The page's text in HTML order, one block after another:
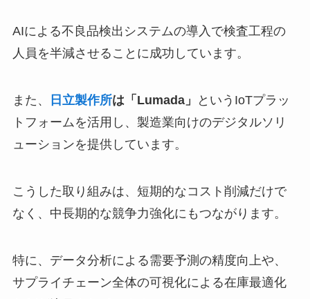
AIによる不良品検出システムの導入で検査工程の
人員を半減させることに成功しています。
また、 日立製作所は「Lumada」
というIoTプラッ
トフォームを活用し、製造業向けのデジタルソリ
ューションを提供しています。
こうした取り組みは、短期的なコスト削減だけで
なく、中長期的な競争力強化にもつながります。
特に、データ分析による需要予測の精度向上や、
サプライチェーン全体の可視化による在庫最適化